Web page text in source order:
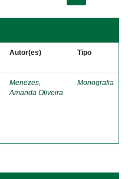
Autor(es) Tipo
Menezes,
Amanda Oliveira
Monografia